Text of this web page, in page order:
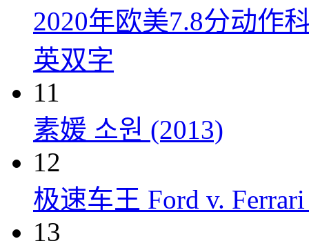
2020年欧美7.8分动作
英双字
11
素媛 소원 (2013)
12
极速车王 Ford v.
13